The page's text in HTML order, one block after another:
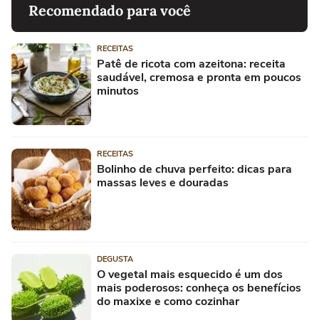
Recomendado para você
RECEITAS
Patê de ricota com azeitona: receita
saudável, cremosa e pronta em poucos
minutos
RECEITAS
Bolinho de chuva perfeito: dicas para
massas leves e douradas
DEGUSTA
O vegetal mais esquecido é um dos
mais poderosos: conheça os benefícios
do maxixe e como cozinhar